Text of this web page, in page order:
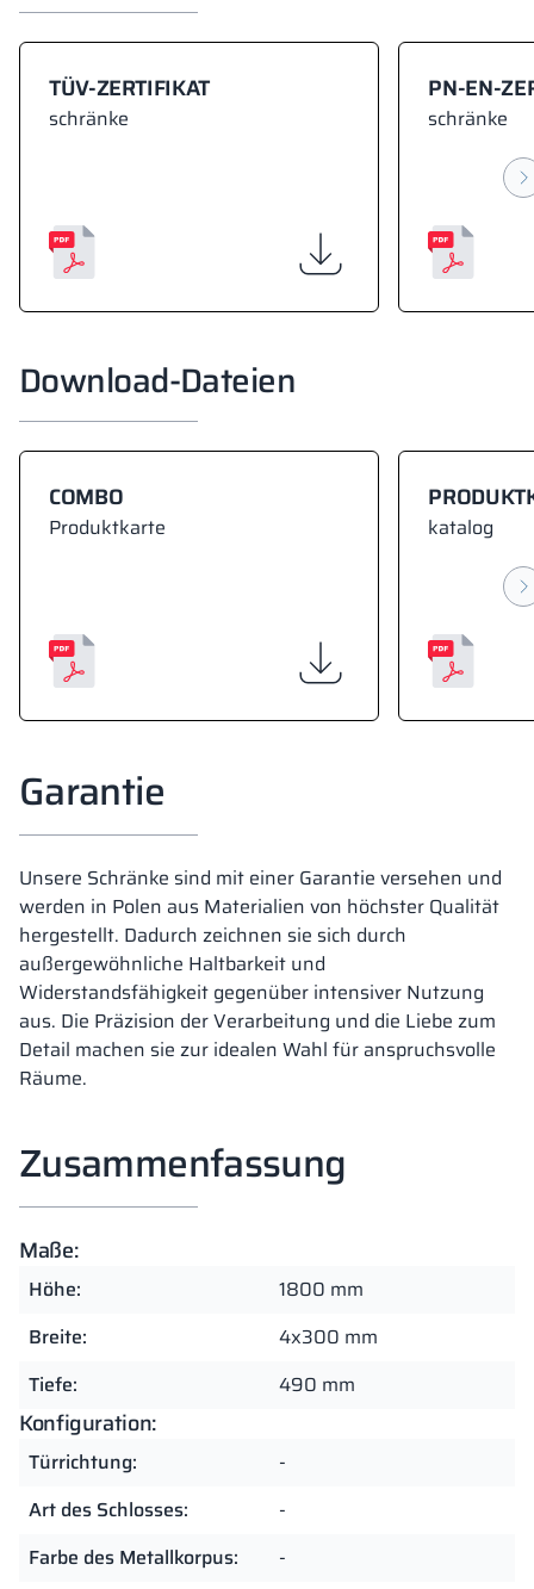
TÜV-ZERTIFIKAT
schränke
PN-EN-
schränke
Download-Dateien
COMBO
Produktkarte katalog
Garantie
Unsere Schränke sind mit einer Garantie versehen und
werden in Polen aus Materialien von höchster Qualität
hergestellt. Dadurch zeichnen sie sich durch
außergewöhnliche Haltbarkeit und
Widerstandsfähigkeit gegenüber intensiver Nutzung
aus. Die Präzision der Verarbeitung und die Liebe zum
Detail machen sie zur idealen Wahl für anspruchsvolle
Räume.
Zusammenfassung
Maße:
Höhe:
1800 mm
Breite:
4x300 mm
Tiefe:
490 mm
Konfiguration:
Türrichtung:
-
Art des Schlosses:
-
Farbe des Metallkorpus:
-